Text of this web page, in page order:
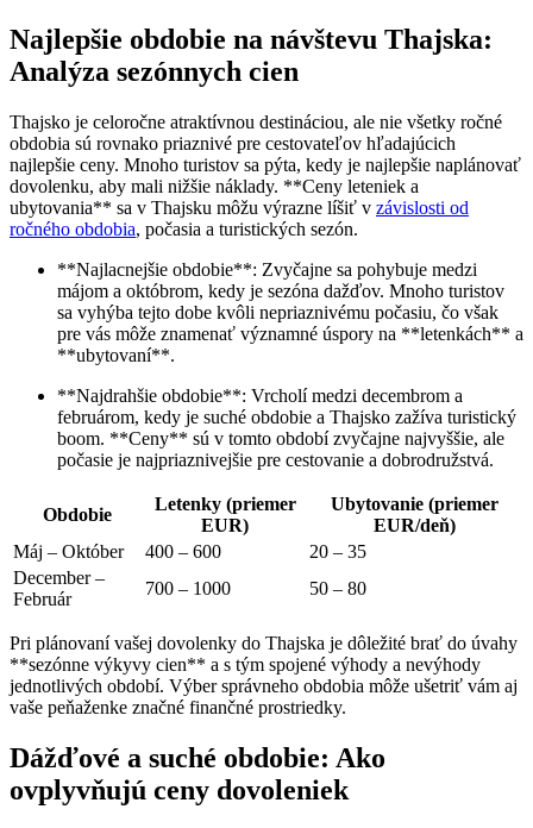
Najlepšie obdobie na návštevu Thajska:
Analýza sezónnych cien
Thajsko je celoročne atraktívnou destináciou, ale nie všetky ročné
obdobia sú rovnako priaznivé pre cestovateľov hľadajúcich
najlepšie ceny. Mnoho turistov sa pýta, kedy je najlepšie naplánovať
dovolenku, aby mali nižšie náklady. **Ceny leteniek a
ubytovania** sa v Thajsku môžu výrazne líšiť v závislosti od
ročného obdobia, počasia a turistických sezón.
**Najlacnejšie obdobie**: Zvyčajne sa pohybuje medzi
májom a októbrom, kedy je sezóna dažďov. Mnoho turistov
sa vyhýba tejto dobe kvôli nepriaznivému počasiu, čo však
pre vás môže znamenať významné úspory na **letenkách** a
**ubytovaní**.
**Najdrahšie obdobie**: Vrcholí medzi decembrom a
februárom, kedy je suché obdobie a Thajsko zažíva turistický
boom. **Ceny** sú v tomto období zvyčajne najvyššie, ale
počasie je najpriaznivejšie pre cestovanie a dobrodružstvá.
Obdobie
Letenky (priemer
EUR)
Ubytovanie (priemer
EUR/deň)
Máj – Október
400 – 600
20 – 35
December –
Február
700 – 1000 50 – 80
Pri plánovaní vašej dovolenky do Thajska je dôležité brať do úvahy
**sezónne výkyvy cien** a s tým spojené výhody a nevýhody
jednotlivých období. Výber správneho obdobia môže ušetriť vám aj
vaše peňaženke značné finančné prostriedky.
Dážďové a suché obdobie: Ako
ovplyvňujú ceny dovoleniek